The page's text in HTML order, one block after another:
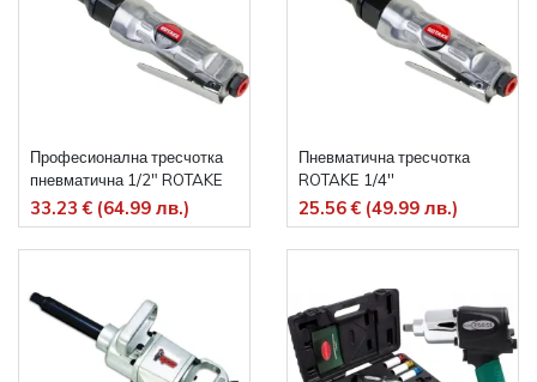
Професионална тресчотка
пневматична 1/2" ROTAKE
33.23 € (64.99 лв.)
Пневматична тресчотка
ROTAKE 1/4''
25.56 € (49.99 лв.)